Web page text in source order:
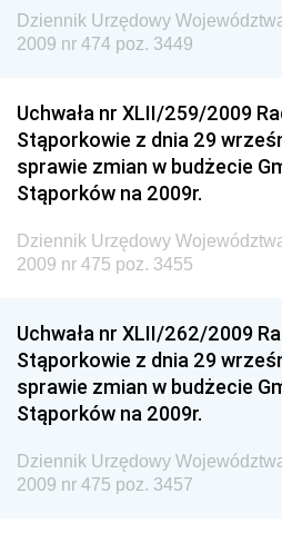
Dziennik Urzędowy Ministra
Inspektora Ochrony
Dziennik Urzędowy
Narodowego i Sportu
Dziennik Urzędowy Ministra
Dziennik Urzędowy Ministra
Dziennik Urzędowy Ministra
Narodowego i Sportu
Dziennik Urzędowy Ministra
Społecznej
Dziennik Urzędowy Komendy
Granicznej
Dziennik Urzędowy
2009 nr 474 poz. 3449
Uchwała nr XLII/259/2009
Stąporkowie z dnia 29
sprawie zmian w budżecie
Stąporków na 2009r.
Dziennik Urzędowy
2009 nr 475 poz. 3455
Uchwała nr XLII/262/2009
Stąporkowie z dnia 29
sprawie zmian w budżecie
Stąporków na 2009r.
Dziennik Urzędowy
2009 nr 475 poz. 3457